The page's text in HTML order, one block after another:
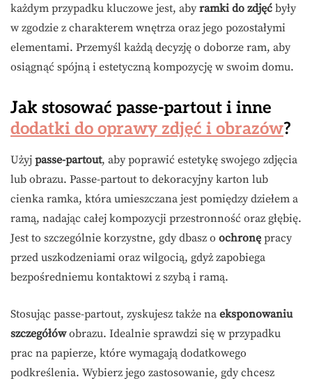
każdym przypadku kluczowe jest, aby ramki do zdjęć były
w zgodzie z charakterem wnętrza oraz jego pozostałymi
elementami. Przemyśl każdą decyzję o doborze ram, aby
osiągnąć spójną i estetyczną kompozycję w swoim domu.
Jak stosować passe-partout i inne
dodatki do oprawy zdjęć i obrazów?
Użyj passe-partout, aby poprawić estetykę swojego zdjęcia
lub obrazu. Passe-partout to dekoracyjny karton lub
cienka ramka, która umieszczana jest pomiędzy dziełem a
ramą, nadając całej kompozycji przestronność oraz głębię.
Jest to szczególnie korzystne, gdy dbasz o ochronę pracy
przed uszkodzeniami oraz wilgocią, gdyż zapobiega
bezpośredniemu kontaktowi z szybą i ramą.
Stosując passe-partout, zyskujesz także na eksponowaniu
szczegółówobrazu. Idealnie sprawdzi się w przypadku
prac na papierze, które wymagają dodatkowego
podkreślenia. Wybierz jego zastosowanie, gdy chcesz